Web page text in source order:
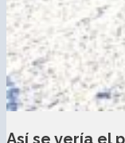
Así se vería el